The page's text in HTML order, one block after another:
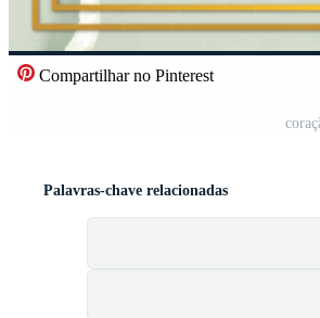
Compartilhar no Pinterest
Palavras-chave relacionadas